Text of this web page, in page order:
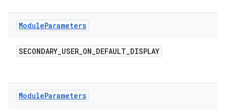
ModuleParameters
SECONDARY_USER_ON_DEFAULT_DISPLAY
ModuleParameters